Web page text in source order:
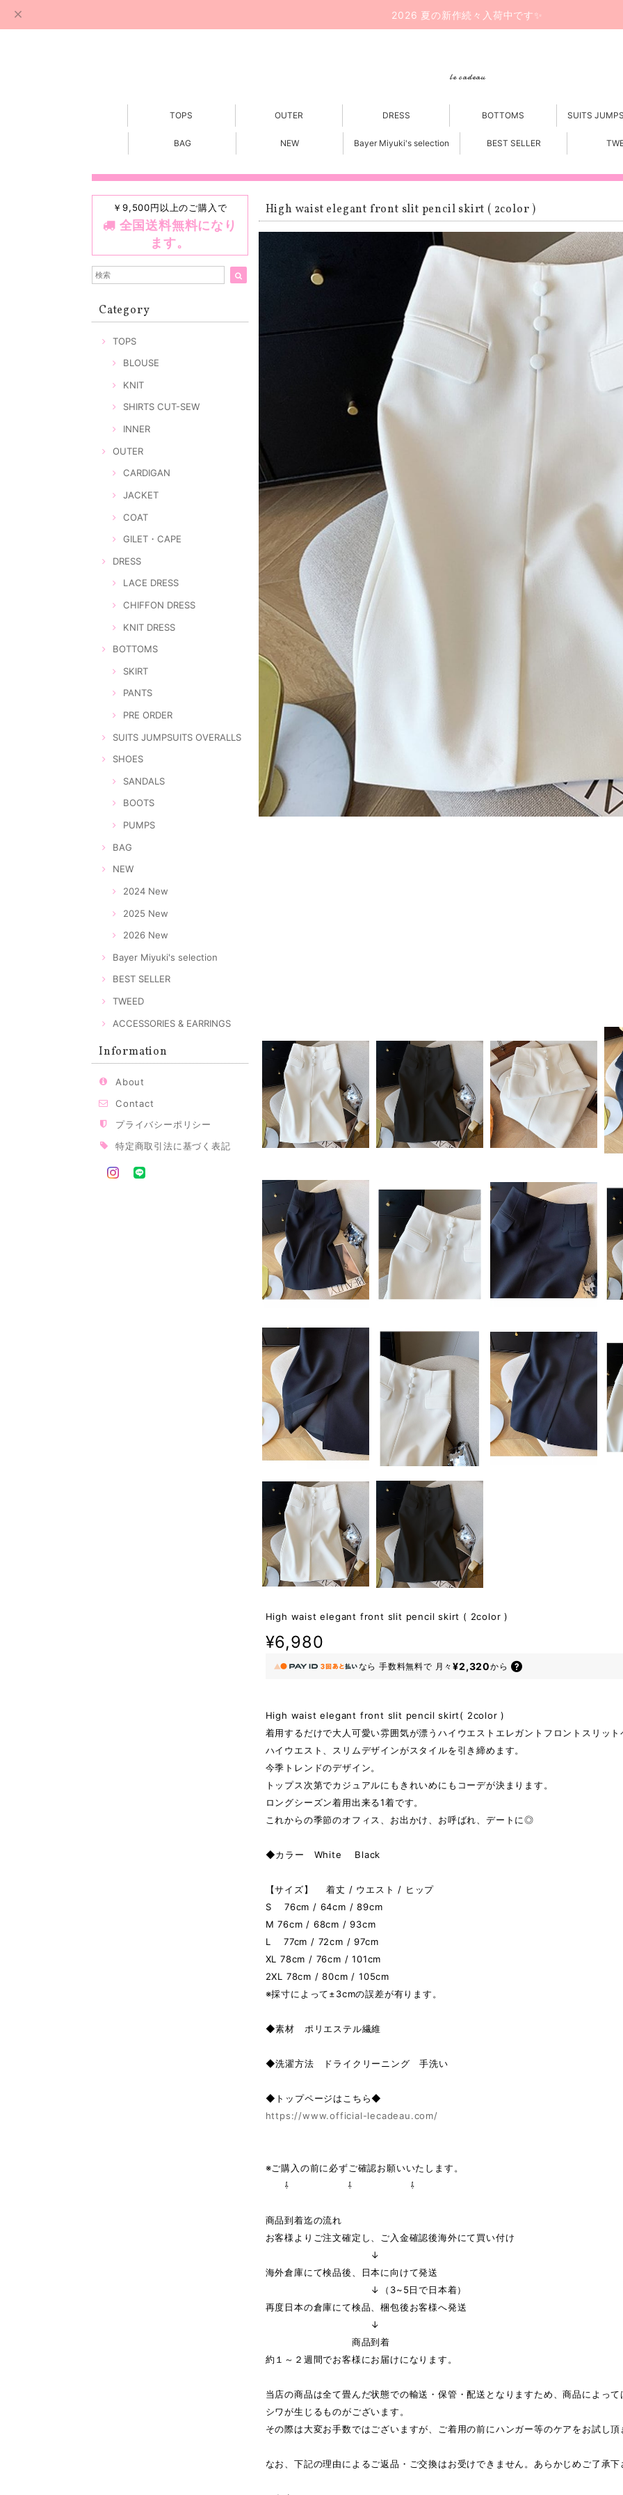
2026 夏の新作続々入荷中です✨
le cadeau
TOPS OUTER DRESS BOTTOMS SUITS
BAG NEW Bayer Miyuki's selection BEST SELLER
￥9,500円以上のご購入で
全国送料無料になり
ます。
Category
TOPS
BLOUSE
KNIT
SHIRTS CUT-SEW
INNER
OUTER
CARDIGAN
JACKET
COAT
GILET・CAPE
DRESS
LACE DRESS
CHIFFON DRESS
KNIT DRESS
BOTTOMS
SKIRT
PANTS
PRE ORDER
SUITS JUMPSUITS OVERALLS
SHOES
SANDALS
BOOTS
PUMPS
BAG
NEW
2024 New
2025 New
2026 New
Bayer Miyuki's selection
BEST SELLER
TWEED
ACCESSORIES & EARRINGS
Information
About
Contact
プライバシーポリシー
特定商取引法に基づく表記
High waist elegant front slit pencil skirt ( 2color )
High waist elegant front slit pencil skirt ( 2color )
¥6,980
なら 手数料無料で 月々¥2,320から
High waist elegant front slit pencil skirt( 2color )
着用するだけで大人可愛い雰囲気が漂うハイウエストエレガントフロントスリット
ハイウエスト、スリムデザインがスタイルを引き締めます。
今季トレンドのデザイン。
トップス次第でカジュアルにもきれいめにもコーデが決まります。
ロングシーズン着用出来る1着です。
これからの季節のオフィス、お出かけ、お呼ばれ、デートに◎
◆カラー White Black
【サイズ】 着丈 / ウエスト / ヒップ
S 76cm / 64cm / 89cm
M 76cm / 68cm / 93cm
L 77cm / 72cm / 97cm
XL 78cm / 76cm / 101cm
2XL 78cm / 80cm / 105cm
※採寸によって±3cmの誤差が有ります。
◆素材 ポリエステル繊維
◆洗濯方法 ドライクリーニング 手洗い
◆トップページはこちら◆
https://www.official-lecadeau.com/
※ご購入の前に必ずご確認お願いいたします。
⇩ ⇩ ⇩
商品到着迄の流れ
お客様よりご注文確定し、ご入金確認後海外にて買い付け
↓
海外倉庫にて検品後、日本に向けて発送
↓（3~5日で日本着）
再度日本の倉庫にて検品、梱包後お客様へ発送
↓
商品到着
約１～２週間でお客様にお届けになります。
当店の商品は全て畳んだ状態での輸送・保管・配送となりますため、商品によっ
シワが生じるものがございます。
その際は大変お手数ではございますが、ご着用の前にハンガー等のケアをお試し頂
なお、下記の理由によるご返品・ご交換はお受けできません。あらかじめご了承下